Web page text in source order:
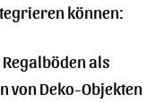
können:
als
von Deko-Objekten